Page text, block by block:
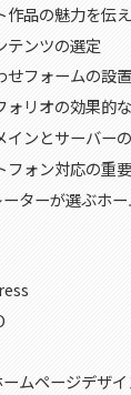
作品の魅力を伝
テンツの選定
せフォームの設置
ォリオの効果的
インとサーバー
フォン対応の重
ターが選ぶホ
ムページデザ